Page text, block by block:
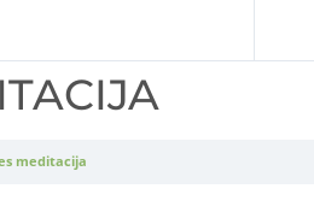
meditacija